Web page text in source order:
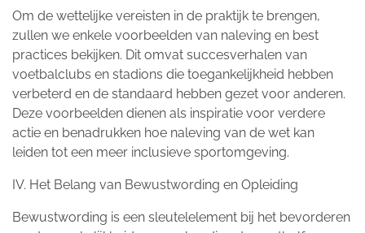
Om de wettelijke vereisten in de praktijk te brengen,
zullen we enkele voorbeelden van naleving en best
practices bekijken. Dit omvat succesverhalen van
voetbalclubs en stadions die toegankelijkheid hebben
verbeterd en de standaard hebben gezet voor anderen.
Deze voorbeelden dienen als inspiratie voor verdere
actie en benadrukken hoe naleving van de wet kan
leiden tot een meer inclusieve sportomgeving.
IV. Het Belang van Bewustwording en Opleiding
Bewustwording is een sleutelelement bij het bevorderen